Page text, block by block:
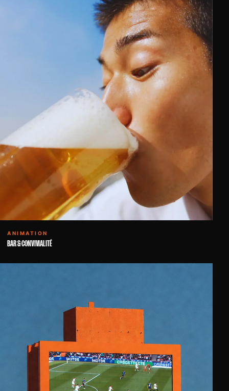
ANIMATION
BAR & CONVIVIALITÉ